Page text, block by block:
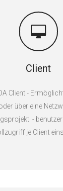
Client
Client -
über eine
-
je Client